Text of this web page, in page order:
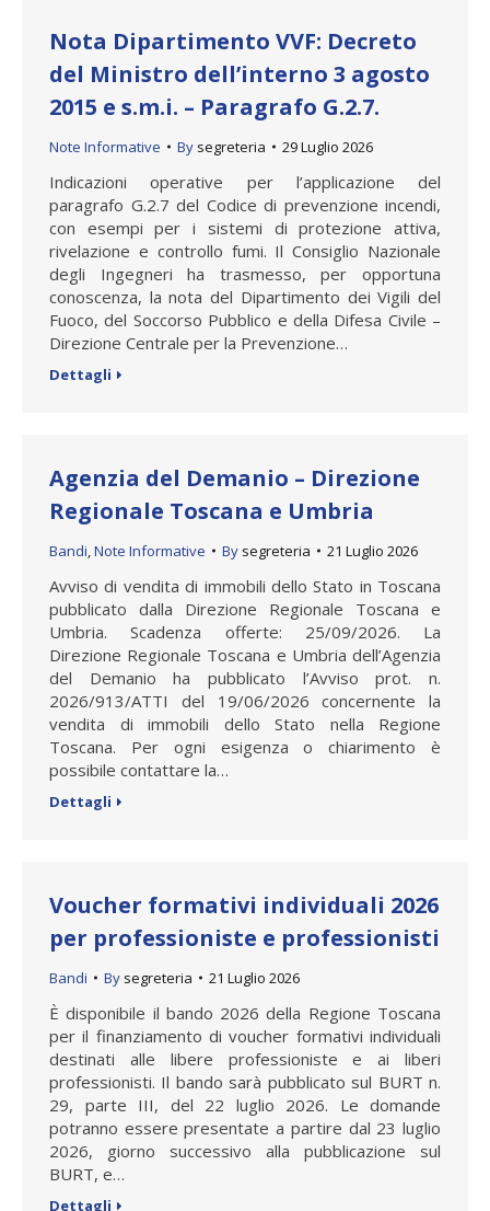
Nota Dipartimento VVF: Decreto
del Ministro dell’interno 3 agosto
2015 e s.m.i. – Paragrafo G.2.7.
Note Informative By segreteria 29 Luglio 2026
Indicazioni operative per l’applicazione del
paragrafo G.2.7 del Codice di prevenzione incendi,
con esempi per i sistemi di protezione attiva,
rivelazione e controllo fumi. Il Consiglio Nazionale
degli Ingegneri ha trasmesso, per opportuna
conoscenza, la nota del Dipartimento dei Vigili del
Fuoco, del Soccorso Pubblico e della Difesa Civile –
Direzione Centrale per la Prevenzione…
Dettagli
Agenzia del Demanio – Direzione
Regionale Toscana e Umbria
Bandi Note Informative By segreteria 21 Luglio 2026
Avviso di vendita di immobili dello Stato in Toscana
pubblicato dalla Direzione Regionale Toscana e
Umbria. Scadenza offerte: 25/09/2026. La
Direzione Regionale Toscana e Umbria dell’Agenzia
del Demanio ha pubblicato l’Avviso prot. n.
2026/913/ATTI del 19/06/2026 concernente la
vendita di immobili dello Stato nella Regione
Toscana. Per ogni esigenza o chiarimento è
possibile contattare la…
Dettagli
Voucher formativi individuali 2026
per professioniste e professionisti
Bandi By segreteria 21 Luglio 2026
È disponibile il bando 2026 della Regione Toscana
per il finanziamento di voucher formativi individuali
destinati alle libere professioniste e ai liberi
professionisti. Il bando sarà pubblicato sul BURT n.
29, parte III, del 22 luglio 2026. Le domande
potranno essere presentate a partire dal 23 luglio
2026, giorno successivo alla pubblicazione sul
BURT, e…
Dettagli